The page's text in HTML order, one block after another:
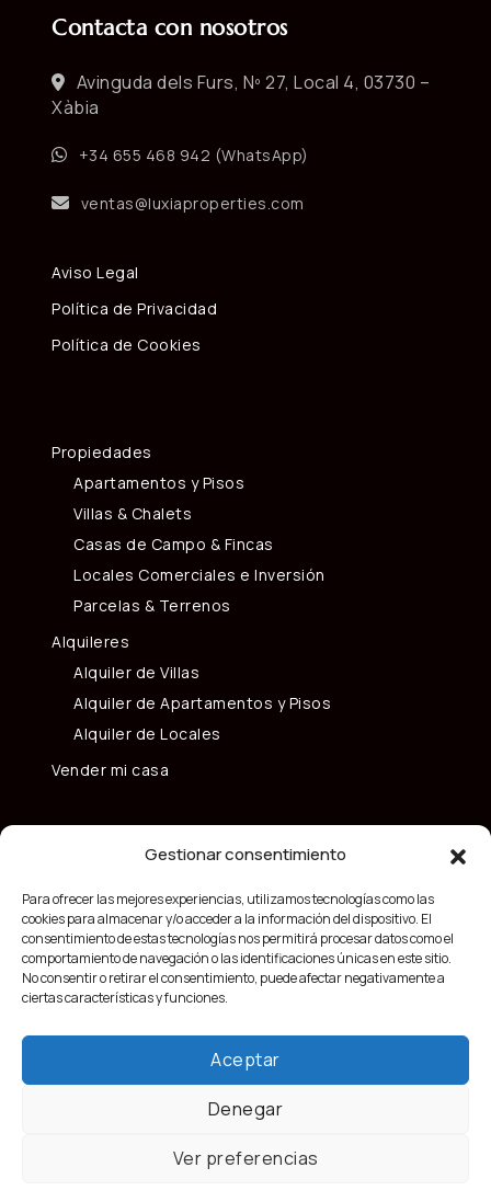
Gestionar consentimiento
Para ofrecer las mejores experiencias, utilizamos tecnologías como las
cookies para almacenar y/o acceder a la información del dispositivo. El
consentimiento de estas tecnologías nos permitirá procesar datos como el
comportamiento de navegación o las identificaciones únicas en este sitio.
No consentir o retirar el consentimiento, puede afectar negativamente a
ciertas características y funciones.
Aceptar
Denegar
Ver preferencias
Contacta con nosotros
Avinguda dels Furs, Nº 27, Local 4, 03730 –
Xàbia
+34 655 468 942 (WhatsApp)
ventas@luxiaproperties.com
Aviso Legal
Política de Privacidad
Política de Cookies
Propiedades
Apartamentos y Pisos
Villas & Chalets
Casas de Campo & Fincas
Locales Comerciales e Inversión
Parcelas & Terrenos
Alquileres
Alquiler de Villas
Alquiler de Apartamentos y Pisos
Alquiler de Locales
Vender mi casa